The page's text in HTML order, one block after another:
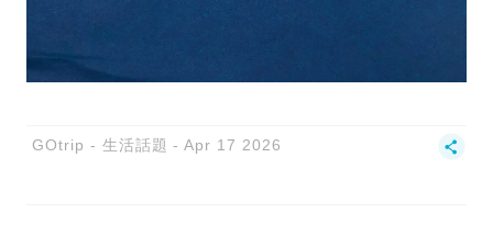
GOtrip - 生活話題 Apr 17 2026